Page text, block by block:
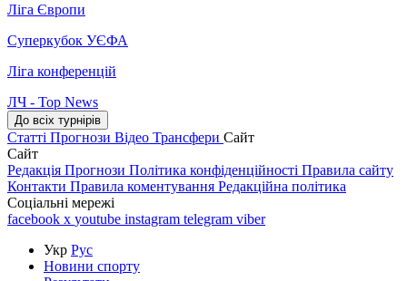
Ліга Європи
Суперкубок УЄФА
Ліга конференцій
ЛЧ - Top News
До всіх турнірів
Статті Прогнози Відео Трансфери Сайт
Сайт
Редакція Прогнози Політика конфіденційності Правила сайту
Контакти Правила коментування Редакційна політика
Соціальні мережі
facebook x youtube instagram telegram viber
Укр Рус
Новини спорту